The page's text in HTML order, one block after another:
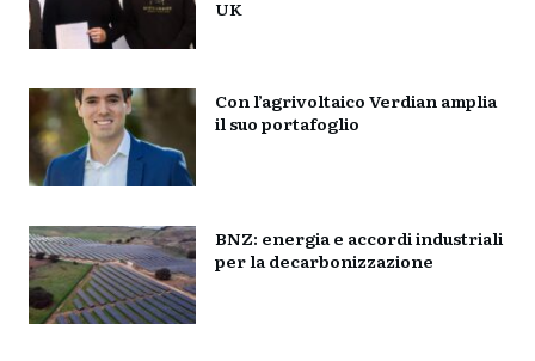
UK
Con l’agrivoltaico Verdian amplia
il suo portafoglio
BNZ: energia e accordi industriali
per la decarbonizzazione